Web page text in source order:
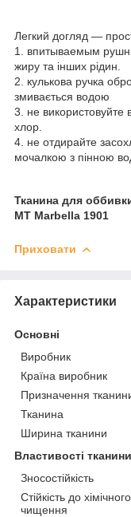
Легкий догляд ―
1. впитываемым
жиру та інших рідин.
2. кулькова ручка
змивається водою
3. не використовуйте
хлор.
4. не отдирайте
мочалкою з пінною
Тканина для
MT Marbella 1901
Приховати
Характеристики
Основні
Виробник
Країна виробник
Призначення
Тканина
Ширина тканини
Властивості тканини
Зносостійкість
Стійкість до хімічного
чищення